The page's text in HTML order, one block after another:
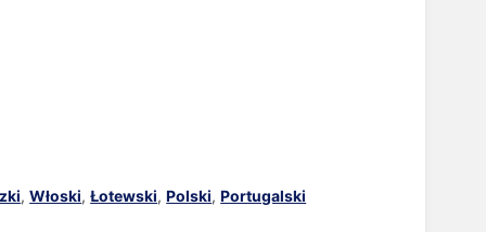
,Włoski,Łotewski,Polski,Portugalski